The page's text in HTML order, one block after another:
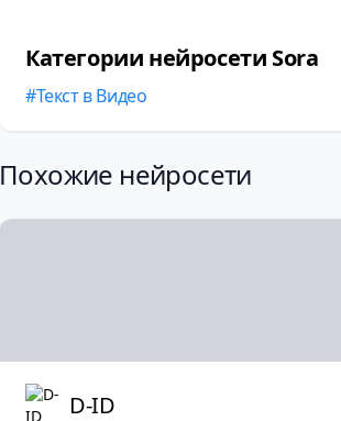
Категории нейросети Sora
Текст в Видео
Похожие нейросети
D-ID